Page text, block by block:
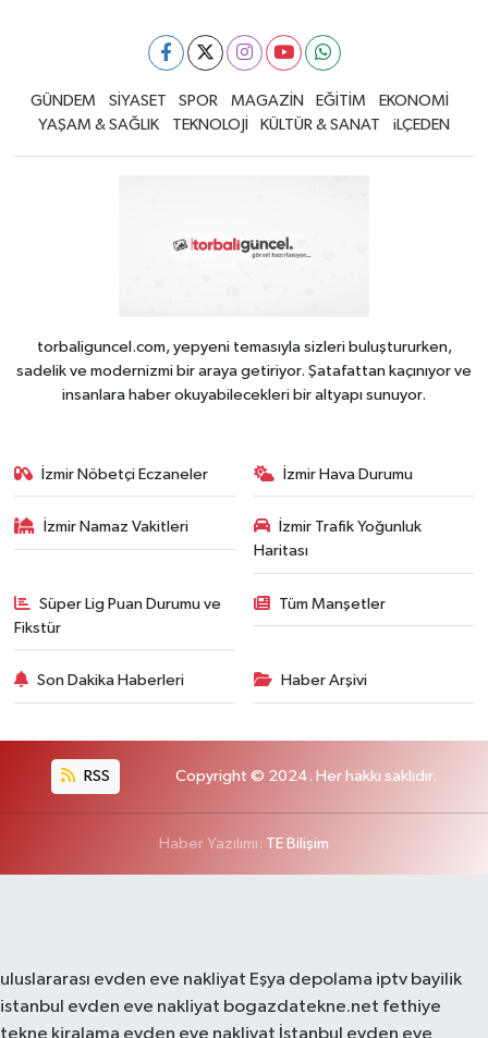
GÜNDEM SİYASET SPOR MAGAZİN EĞİTİM
EKONOMİ
YAŞAM & SAĞLIK
TEKNOLOJİ KÜLTÜR & SANAT iLÇEDEN
torbaliguncel.com, yepyeni temasıyla sizleri buluştururken,
sadelik ve modernizmi bir araya getiriyor. Şatafattan kaçınıyor ve
insanlara haber okuyabilecekleri bir altyapı sunuyor.
İzmir Nöbetçi Eczaneler İzmir Hava Durumu
İzmir Namaz Vakitleri
İzmir Trafik Yoğunluk
Haritası
Süper Lig Puan Durumu ve
Fikstür
Tüm Manşetler
Son Dakika Haberleri Haber Arşivi
RSS Copyright © 2024. Her hakkı saklıdır.
Haber Yazılımı: TE Bilişim
uluslararası evden eve nakliyat Eşya depolama iptv bayilik
istanbul evden eve nakliyat bogazdatekne.net fethiye